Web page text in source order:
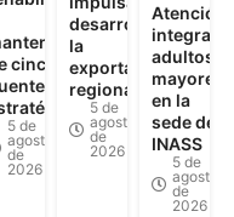
cinco
5 de
agosto
de
2026
desarrollo y
la
exportación
regional
5 de
agosto
de
2026
Atención
integral a
adultos
mayores
en la
sede del
INASS
5 de
agosto
de
2026